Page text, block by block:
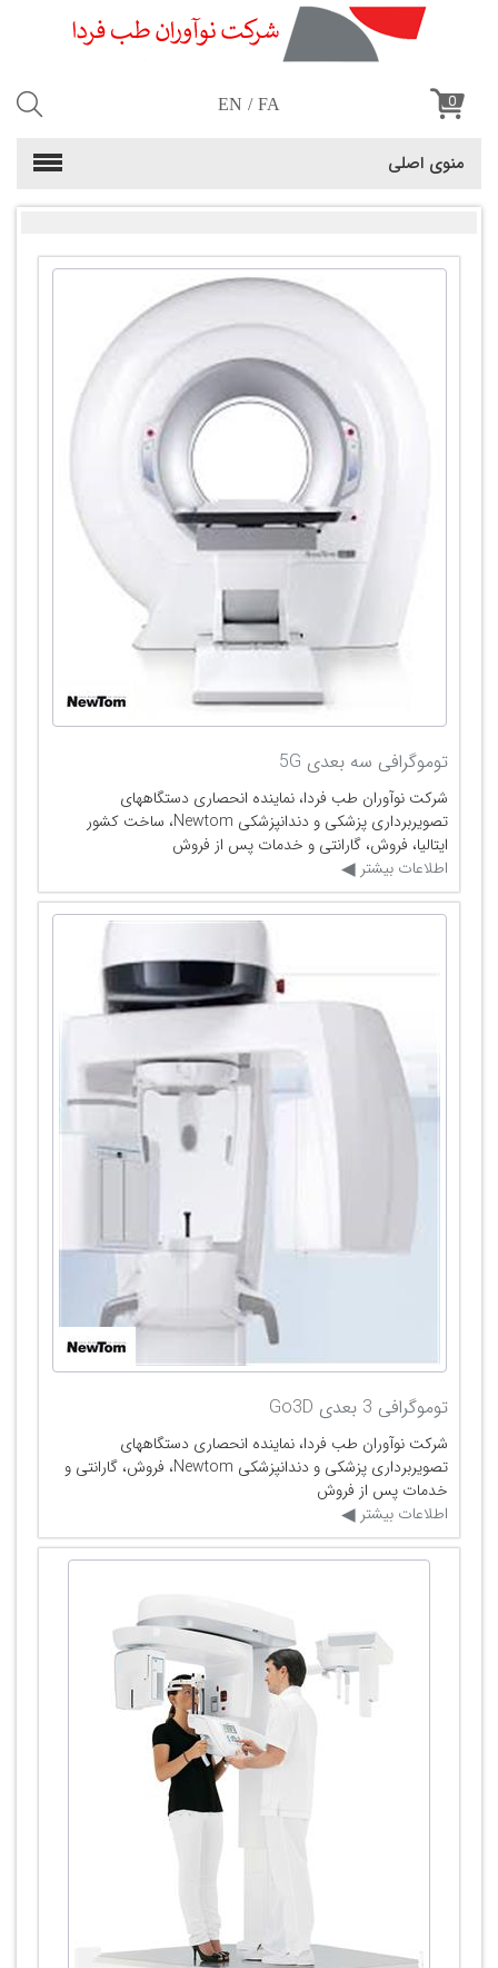
0
FA
EN
منوی اصلی
توموگرافی سه بعدی 5G
شرکت نوآوران طب فردا، نماینده انحصاری دستگاههای
تصویربرداری پزشکی و دندانپزشکی Newtom، ساخت کشور
ایتالیا، فروش، گارانتی و خدمات پس از فروش
اطلاعات بیشتر
توموگرافی 3 بعدی Go3D
شرکت نوآوران طب فردا، نماینده انحصاری دستگاههای
تصویربرداری پزشکی و دندانپزشکی Newtom، فروش، گارانتی و
خدمات پس از فروش
اطلاعات بیشتر